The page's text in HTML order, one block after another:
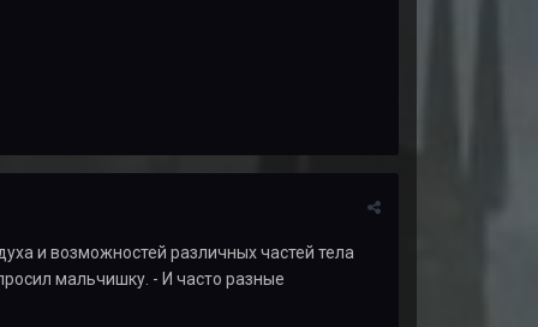
и возможностей различных частей тела
мальчишку. - И часто разные